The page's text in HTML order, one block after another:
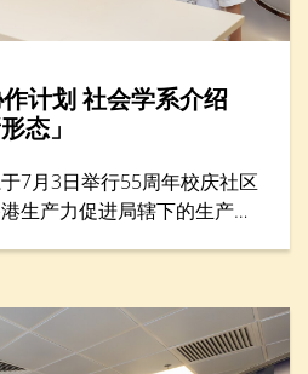
计划 社会学系介绍
态」
7月3日举行55周年校庆社区
生产力促进局辖下的生​​产力